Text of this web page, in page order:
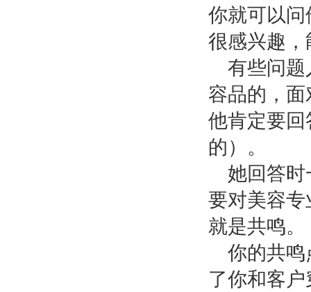
你就可以
很感兴趣
有些问题
容品的，
他肯定要
的）。
她回答
要对美容
就是共鸣。
你的共鸣
了你和客